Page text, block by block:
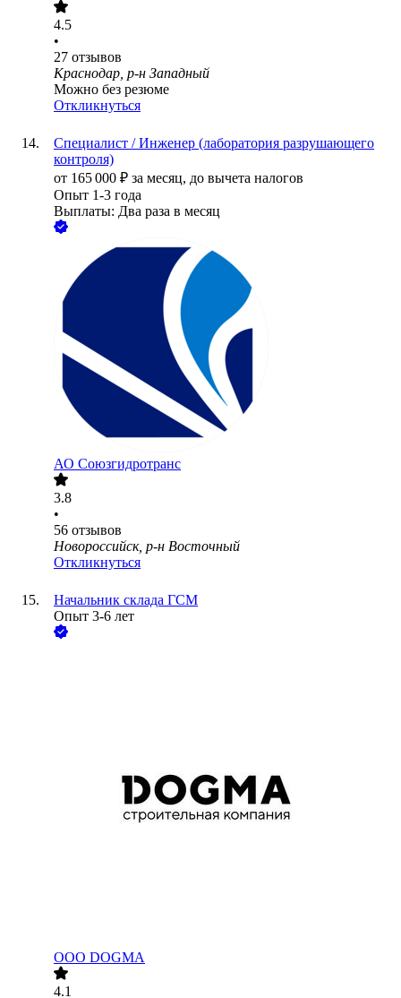
4.5
•
27 отзывов
Краснодар, р-н Западный
Можно без резюме
Откликнуться
Специалист / Инженер (лаборатория разрушающего
контроля)
от 165 000 ₽ за месяц, до вычета налогов
Опыт 1-3 года
Выплаты: Два раза в месяц
АО Союзгидротранс
3.8
•
56 отзывов
Новороссийск, р-н Восточный
Откликнуться
Начальник склада ГСМ
Опыт 3-6 лет
ООО DOGMA
4.1